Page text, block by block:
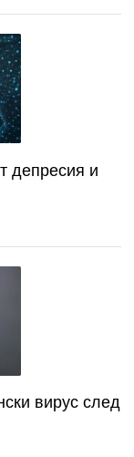
депресия и
вирус след